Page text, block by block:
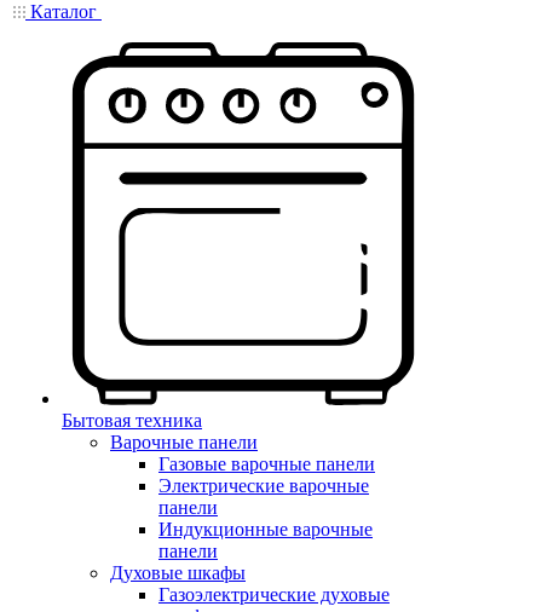
Каталог
Бытовая техника
Варочные панели
Газовые варочные панели
Электрические варочные
панели
Индукционные варочные
панели
Духовые шкафы
Газоэлектрические духовые